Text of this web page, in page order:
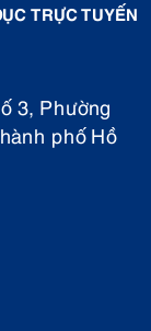
TRỰC TUYẾN
3, Phường
phố Hồ